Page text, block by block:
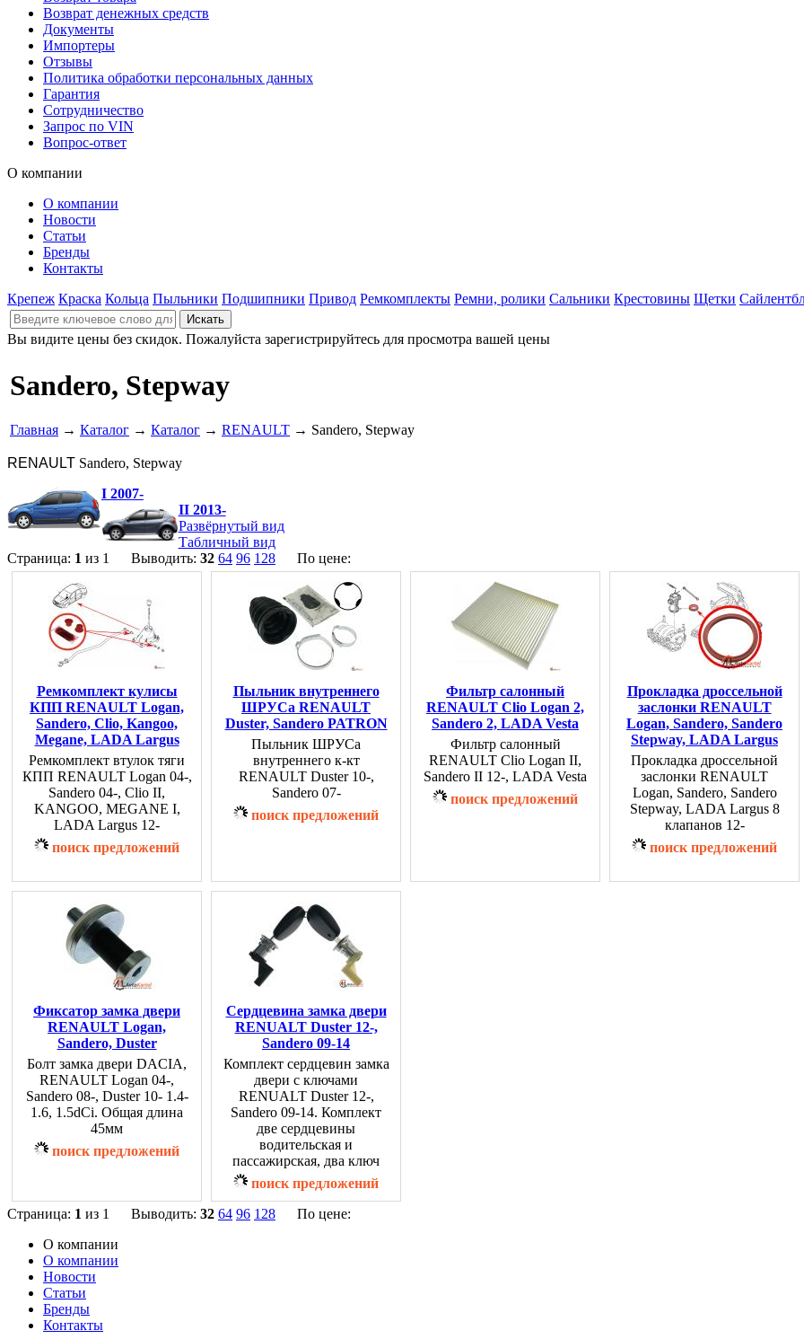
Возврат денежных средств
Документы
Импортеры
Отзывы
Политика обработки персональных данных
Гарантия
Сотрудничество
Запрос по VIN
Вопрос-ответ
О компании
О компании
Новости
Статьи
Бренды
Контакты
Крепеж Краска Кольца Пыльники Подшипники Привод Ремкомплекты Ремни, ролики Сальники Крестовины Щетки
Вы видите цены без скидок. Пожалуйста зарегистрируйтесь для просмотра вашей цены
Sandero, Stepway
Главная → Каталог → Каталог → RENAULT → Sandero, Stepway
RENAULT Sandero, Stepway
I 2007-
II 2013-
Развёрнутый вид
Табличный вид
Страница: 1 из 1 Выводить: 32 64 96 128 По цене:
Ремкомплект кулисы
КПП RENAULT Logan,
Sandero, Clio, Kangoo,
Megane, LADA Largus
Ремкомплект втулок тяги
КПП RENAULT Logan 04-,
Sandero 04-, Clio II,
KANGOO, MEGANE I,
LADA Largus 12-
поиск предложений
Пыльник внутреннего
ШРУСа RENAULT
Duster, Sandero PATRON
Пыльник ШРУСа
внутреннего к-кт
RENAULT Duster 10-,
Sandero 07-
поиск предложений
Фильтр салонный
RENAULT Clio Logan 2,
Sandero 2, LADA Vesta
Фильтр салонный
RENAULT Clio Logan II,
Sandero II 12-, LADA Vesta
поиск предложений
Прокладка дроссельной
заслонки RENAULT
Logan, Sandero, Sandero
Stepway, LADA Largus
Прокладка дроссельной
заслонки RENAULT
Logan, Sandero, Sandero
Stepway, LADA Largus 8
клапанов 12-
поиск предложений
Фиксатор замка двери
RENAULT Logan,
Sandero, Duster
Болт замка двери DACIA,
RENAULT Logan 04-,
Sandero 08-, Duster 10- 1.4-
1.6, 1.5dCi. Общая длина
45мм
поиск предложений
Сердцевина замка двери
RENUALT Duster 12-,
Sandero 09-14
Комплект сердцевин замка
двери с ключами
RENUALT Duster 12-,
Sandero 09-14. Комплект
две сердцевины
водительская и
пассажирская, два ключ
поиск предложений
Страница: 1 из 1 Выводить: 32 64 96 128
По цене:
О компании
О компании
Новости
Статьи
Бренды
Контакты